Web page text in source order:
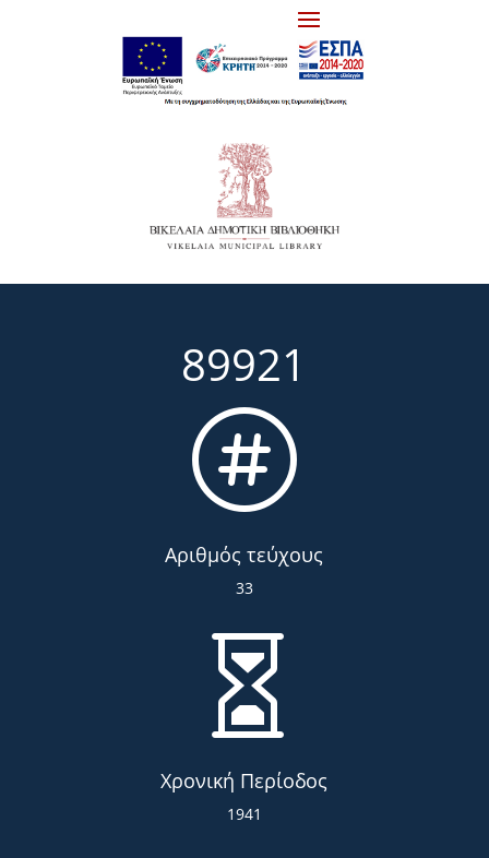
89921

Αριθμός τεύχους
33

Χρονική Περίοδος
1941